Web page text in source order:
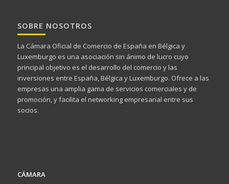
SOBRE NOSOTROS
La Cámara Oficial de Comercio de España en Bélgica y
Luxemburgo es una asociación sin ánimo de lucro cuyo
principal objetivo es el desarrollo del comercio y las
inversiones entre España, Bélgica y Luxemburgo. Ofrece a las
empresas una amplia gama de servicios comerciales y de
promoción, y facilita el networking empresarial entre sus
socios.
CÁMARA